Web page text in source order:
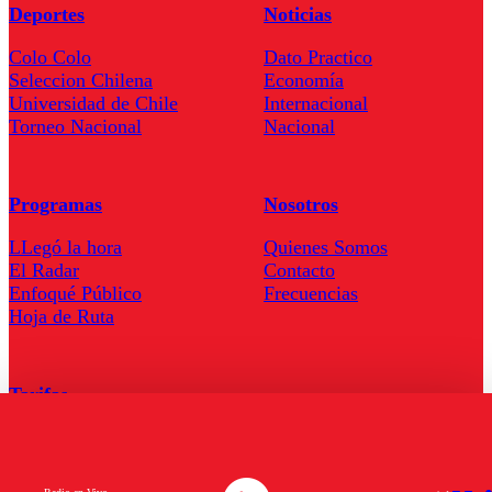
Deportes
Colo Colo
Seleccion Chilena
Universidad de Chile
Torneo Nacional
Noticias
Dato Practico
Economía
Internacional
Nacional
Programas
LLegó la hora
El Radar
Enfoqué Público
Hoja de Ruta
Nosotros
Quienes Somos
Contacto
Frecuencias
Tarifas